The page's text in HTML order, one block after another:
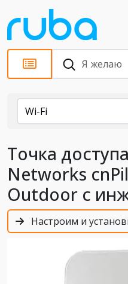
Каталог
Wi-Fi
Точка
Networks
Outdoor с
Настроим и